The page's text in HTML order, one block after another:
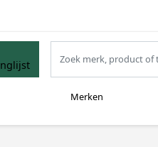
Merken